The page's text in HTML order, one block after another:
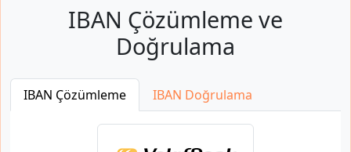
IBAN Çözümleme ve
Doğrulama
IBAN Çözümleme IBAN Doğrulama